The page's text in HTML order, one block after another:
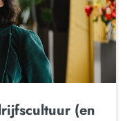
(en